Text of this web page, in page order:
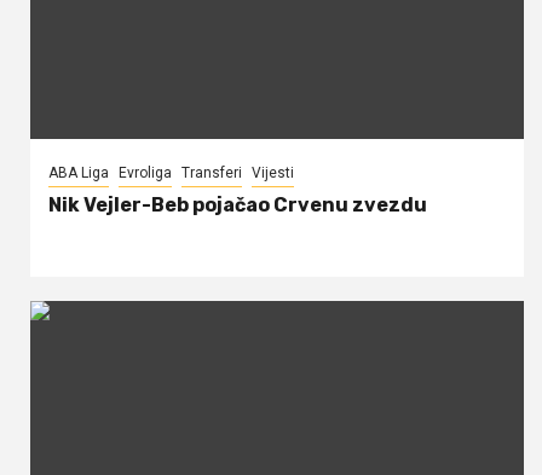
ABA Liga Evroliga Transferi Vijesti
Nik Vejler-Beb pojačao Crvenu zvezdu